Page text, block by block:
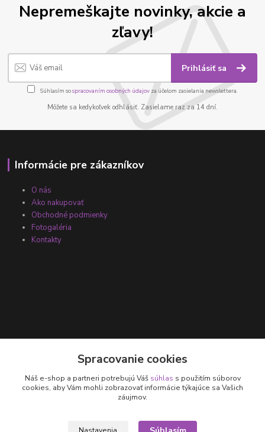
Nepremeškajte novinky, akcie a
zľavy!
Prihlásiť sa
Súhlasím sospracovaním osobných údajov za účelom zasielania newslettera.
Môžete sa kedykoľvek odhlásiť. Zasielame raz za 14 dní.
Informácie pre zákazníkov
O nás
Ako nakupovať
Obchodné podmienky
Fotogaléria
Kontakty
+421 905 531 251
Spracovanie cookies
Náš e-shop a partneri potrebujú Váš súhlas s použitím súborov
cookies, aby Vám mohli zobrazovať informácie týkajúce sa Vašich
záujmov.